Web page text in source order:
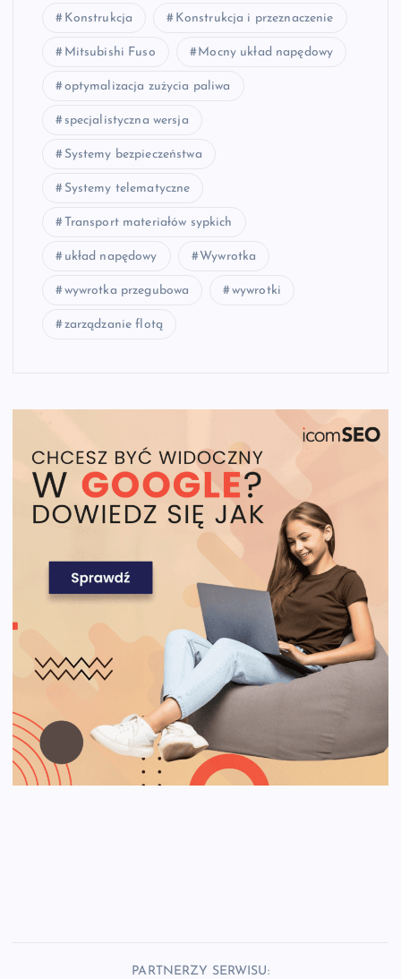
Konstrukcja Konstrukcja i przeznaczenie
Mitsubishi Fuso Mocny układ napędowy
optymalizacja zużycia paliwa
specjalistyczna wersja
Systemy bezpieczeństwa
Systemy telematyczne
Transport materiałów sypkich
układ napędowy Wywrotka
wywrotka przegubowa wywrotki
zarządzanie flotą
PARTNERZY SERWISU: